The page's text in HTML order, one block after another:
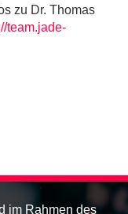
zu Dr. Thomas
team.jade-
im Rahmen des